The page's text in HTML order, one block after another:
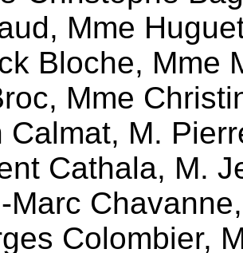
, Mme
Bloche, Mme
, Mme
Calmat, M.
Cathala, M.
Marc Chavanne
Colombier,